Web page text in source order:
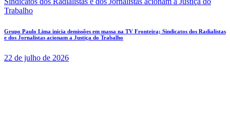
Grupo Paulo Lima inicia demissões em massa na TV Fronteira; Sindicatos dos Radialistas
e dos Jornalistas acionam a Justiça do Trabalho
22 de julho de 2026